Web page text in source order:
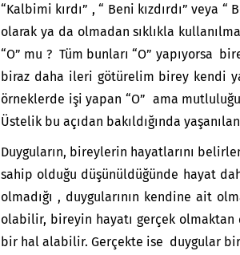
“Kalbimi kırdı” , “ Beni kızdırdı”
olarak ya da olmadan sıklıkla
“O” mu ? Tüm bunları “O” yapıyorsa
biraz daha ileri götürelim birey kendi
örneklerde işi yapan “O” ama mutluluğu,
Üstelik bu açıdan bakıldığında
Duyguların, bireylerin hayatlarını
sahip olduğu düşünüldüğünde hayat
olmadığı , duygularının kendine ait
olabilir, bireyin hayatı gerçek
bir hal alabilir. Gerçekte ise duygular